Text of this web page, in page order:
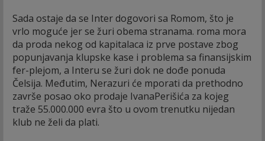
Sada ostaje da se Inter dogovori sa Romom, što je
vrlo moguće jer se žuri obema stranama. roma mora
da proda nekog od kapitalaca iz prve postave zbog
popunjavanja klupske kase i problema sa finansijskim
fer-plejom, a Interu se žuri dok ne dođe ponuda
Čelsija. Međutim, Nerazuri će mporati da prethodno
završe posao oko prodaje IvanaPerišića za kojeg
traže 55.000.000 evra što u ovom trenutku nijedan
klub ne želi da plati.